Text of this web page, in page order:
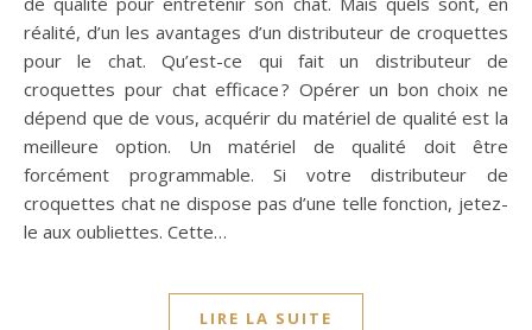
réalité, d’un les avantages d’un distributeur de croquettes
pour le chat. Qu’est-ce qui fait un distributeur de
croquettes pour chat efficace ? Opérer un bon choix ne
dépend que de vous, acquérir du matériel de qualité est la
meilleure option. Un matériel de qualité doit être
forcément programmable. Si votre distributeur de
croquettes chat ne dispose pas d’une telle fonction, jetez-
le aux oubliettes. Cette…
LIRE LA SUITE